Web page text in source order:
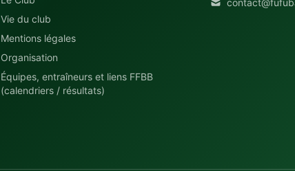
Vie du club
Mentions légales
Organisation
Équipes, entraîneurs et liens FFBB
(calendriers / résultats)